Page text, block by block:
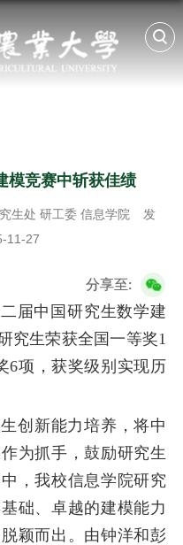
模竞赛中斩获佳绩
生处 研工委 信息学院
发
11-27
分享至:
届中国研究生数学建
究生荣获全国一等奖1
6项，获奖级别实现历
创新能力培养，将中
为抓手，鼓励研究生
，我校信息学院研究
础、卓越的建模能力
颖而出。由钟洋和彭